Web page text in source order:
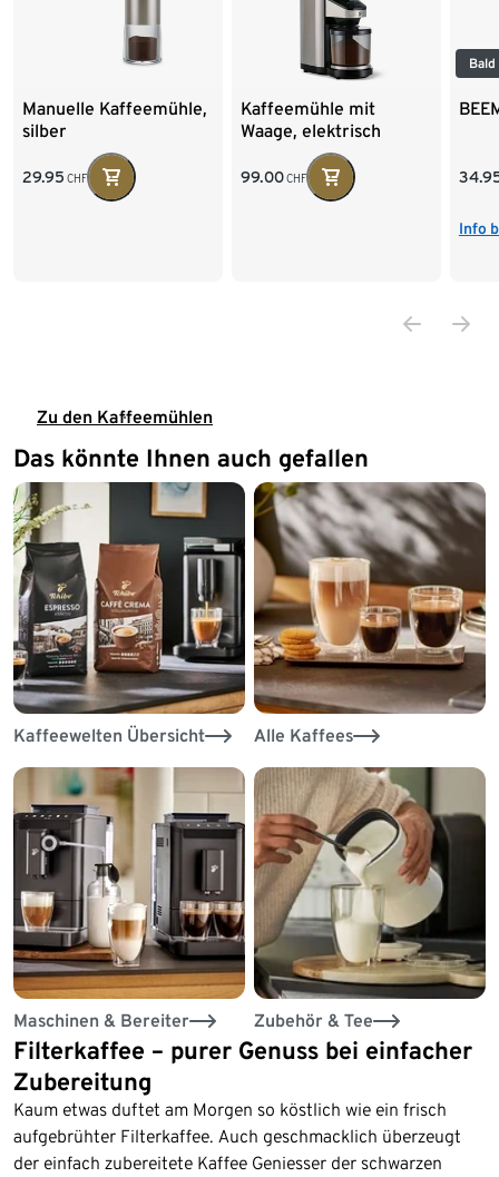
Manuelle Kaffeemühle,
silber
29.95 CHF
Kaffeemühle mit
Waage, elektrisch
99.00CHF
Info
Zu den Kaffeemühlen
Das könnte Ihnen auch gefallen
Kaffeewelten Übersicht Alle Kaffees
Maschinen & Bereiter Zubehör & Tee
Filterkaffee – purer Genuss bei einfacher
Zubereitung
Kaum etwas duftet am Morgen so köstlich wie ein frisch
aufgebrühter Filterkaffee. Auch geschmacklich überzeugt
der einfach zubereitete Kaffee Geniesser der schwarzen